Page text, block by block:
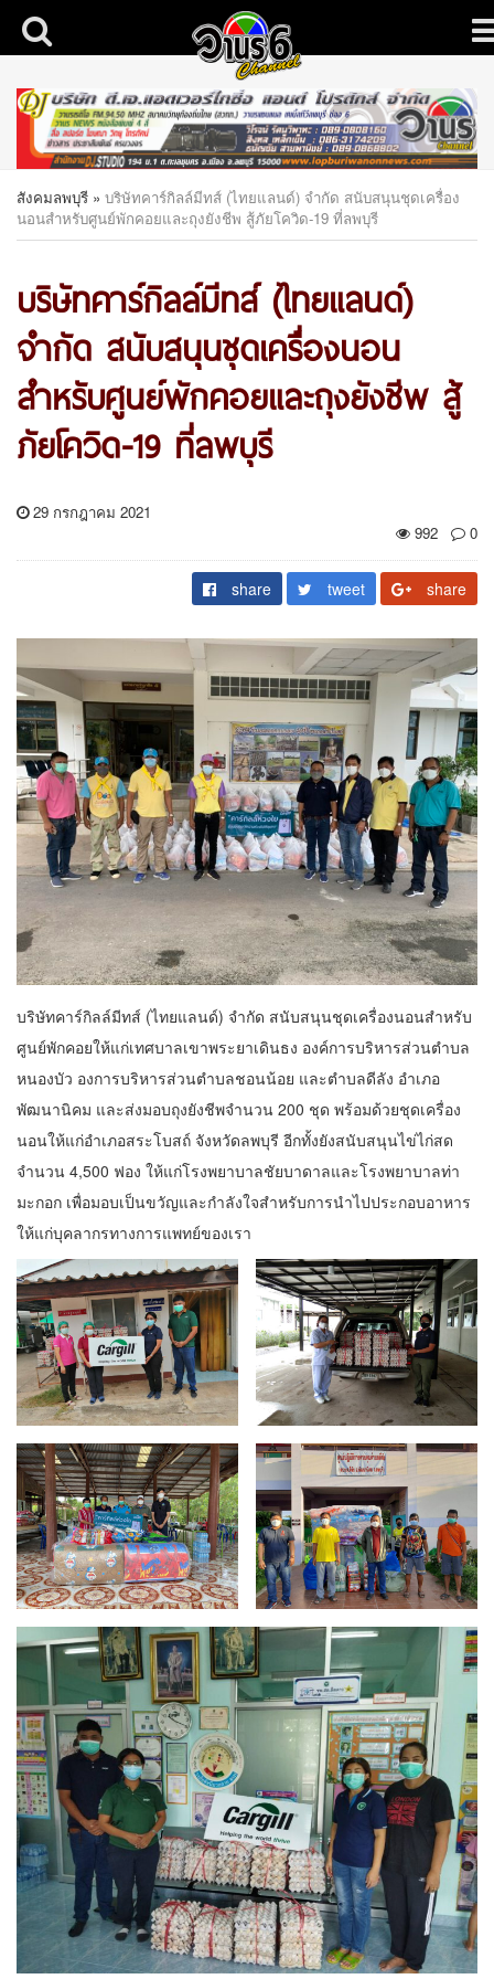
สังคมลพบุรี » บริษัทคาร์กิลล์มีทส์ (ไทยแลนด์) จำกัด สนับสนุนชุดเครื่อง
นอนสำหรับศูนย์พักคอยและถุงยังชีพ สู้ภัยโควิด-19 ที่ลพบุรี
บริษัทคาร์กิลล์มีทส์ (ไทยแลนด์)
จำกัด สนับสนุนชุดเครื่องนอน
สำหรับศูนย์พักคอยและถุงยังชีพ สู้
ภัยโควิด-19 ที่ลพบุรี
29 กรกฎาคม 2021
992
0
share tweet share
บริษัทคาร์กิลล์มีทส์ (ไทยแลนด์) จำกัด สนับสนุนชุดเครื่องนอนสำหรับ
ศูนย์พักคอยให้แก่เทศบาลเขาพระยาเดินธง องค์การบริหารส่วนตำบล
หนองบัว องการบริหารส่วนตำบลชอนน้อย และตำบลดีลัง อำเภอ
พัฒนานิคม และส่งมอบถุงยังชีพจำนวน 200 ชุด พร้อมด้วยชุดเครื่อง
นอนให้แก่อำเภอสระโบสถ์ จังหวัดลพบุรี อีกทั้งยังสนับสนุนไข่ไก่สด
จำนวน 4,500 ฟอง ให้แก่โรงพยาบาลชัยบาดาลและโรงพยาบาลท่า
มะกอก เพื่อมอบเป็นขวัญและกำลังใจสำหรับการนำไปประกอบอาหาร
ให้แก่บุคลากรทางการแพทย์ของเรา